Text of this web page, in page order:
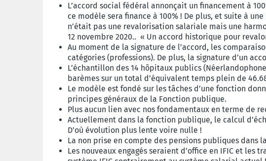
L’accord social fédéral annonçait un financement à
ce modèle sera finance à 100% ! De plus, et suite à
n’était pas une revalorisation salariale mais une
12 novembre 2020.. « Un accord historique pour
Au moment de la signature de l’accord, les
catégories (professions). De plus, la signature d’un
L’échantillon des 14 hôpitaux publics
barèmes sur un total d’équivalent temps plein de
Le modèle est fondé sur les tâches d’une fonction
principes généraux de la Fonction publique.
Plus aucun lien avec nos fondamentaux en terme de
Actuellement dans la fonction publique, le calcul
D’où évolution plus lente voire nulle !
La non prise en compte des pensions publiques dans
Les nouveaux engagés seraient d’office en IFIC et